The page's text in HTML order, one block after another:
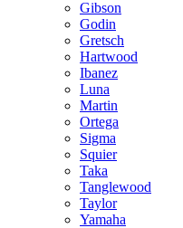
Gibson
Godin
Gretsch
Hartwood
Ibanez
Luna
Martin
Ortega
Sigma
Squier
Taka
Tanglewood
Taylor
Yamaha